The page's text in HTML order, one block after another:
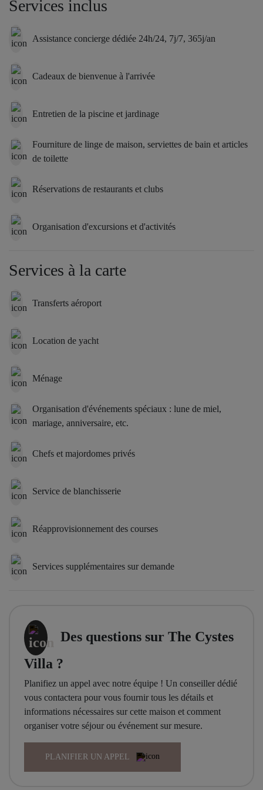
Services inclus
Assistance concierge dédiée 24h/24, 7j/7, 365j/an
Cadeaux de bienvenue à l'arrivée
Entretien de la piscine et jardinage
Fourniture de linge de maison, serviettes de bain et articles
de toilette
Réservations de restaurants et clubs
Organisation d'excursions et d'activités
Services à la carte
Transferts aéroport
Location de yacht
Ménage
Organisation d'événements spéciaux : lune de miel,
mariage, anniversaire, etc.
Chefs et majordomes privés
Service de blanchisserie
Réapprovisionnement des courses
Services supplémentaires sur demande
Des questions sur The Cystes
Villa ?
Planifiez un appel avec notre équipe ! Un conseiller dédié
vous contactera pour vous fournir tous les détails et
informations nécessaires sur cette maison et comment
organiser votre séjour ou événement sur mesure.
PLANIFIER UN APPEL